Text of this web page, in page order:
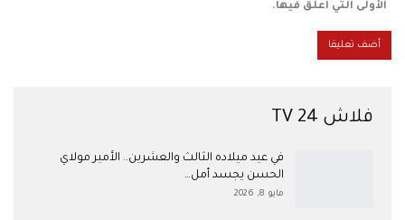
الأولى التي أعلق فيها.
فلاش 24 TV
في عيد ميلاده الثالث والعشرين.. الأمير مولاي
الحسن يجسد أمل…
مايو 8, 2026